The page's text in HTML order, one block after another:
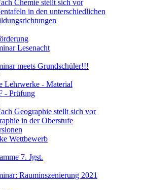
Chemie stellt sich vor
in den unterschiedlichen
Lesenacht
meets Grundschüler!!!
Lehrwerke - Material
- Prüfung
Geographie stellt sich vor
in der Oberstufe
Wettbewerb
7. Jgst.
Rauminszenierung 2021